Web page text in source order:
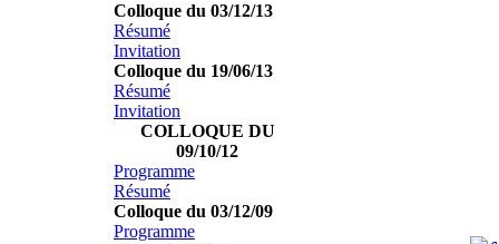
Colloque du 03/12/13
Résumé
Invitation
Colloque du 19/06/13
Résumé
Invitation
COLLOQUE DU
09/10/12
Programme
Résumé
Colloque du 03/12/09
Programme